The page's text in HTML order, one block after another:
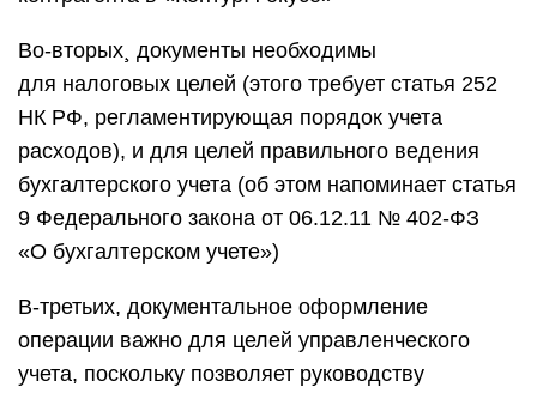
Во-вторых¸ документы необходимы
для налоговых целей (этого требует статья 252
НК РФ, регламентирующая порядок учета
расходов), и для целей правильного ведения
бухгалтерского учета (об этом напоминает статья
9 Федерального закона от 06.12.11 № 402-ФЗ
«О бухгалтерском учете»)
В-третьих, документальное оформление
операции важно для целей управленческого
учета, поскольку позволяет руководству